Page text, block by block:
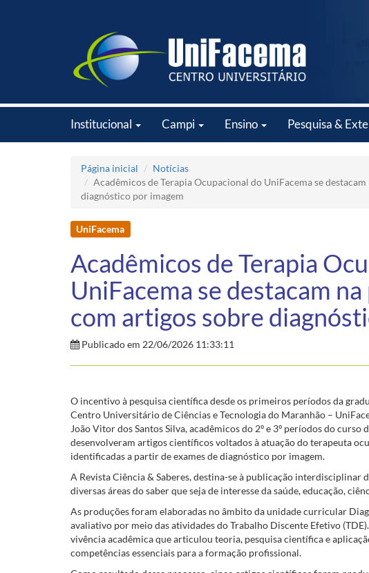
Institucional Campi Ensino Pesquisa &
Página inicial
Notícias
Acadêmicos de Terapia Ocupacional do UniFacema se
diagnóstico por imagem
UniFacema
Acadêmicos de Terapia
UniFacema se destacam
com artigos sobre
Publicado em 22/06/2026 11:33:11
O incentivo à pesquisa científica desde os primeiros períodos da
Centro Universitário de Ciências e Tecnologia do Maranhão –
João Vitor dos Santos Silva, acadêmicos do 2º e 3º períodos do
desenvolveram artigos científicos voltados à atuação do terapeuta
identificadas a partir de exames de diagnóstico por imagem.
A Revista Ciência & Saberes, destina-se à publicação
diversas áreas do saber que seja de interesse da saúde, educação,
As produções foram elaboradas no âmbito da unidade curricular
avaliativo por meio das atividades do Trabalho Discente Efetivo
vivência acadêmica que articulou teoria, pesquisa científica e
competências essenciais para a formação profissional.